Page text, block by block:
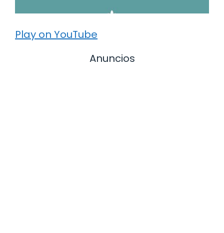
Play on YouTube
Anuncios